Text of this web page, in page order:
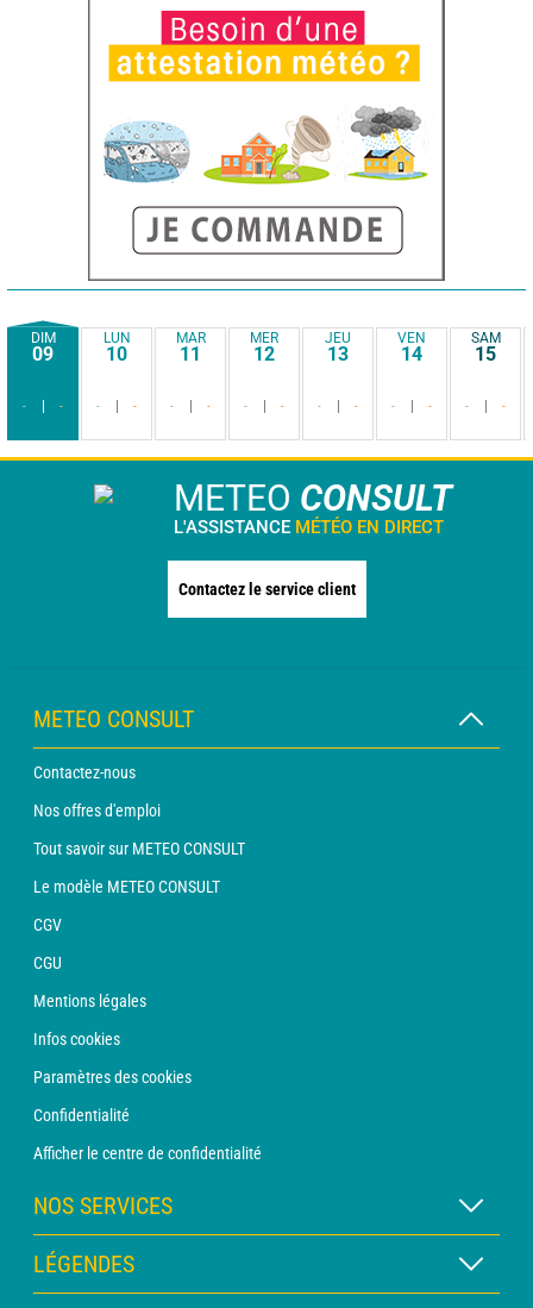
DIM
09
- -
LUN
10
- -
MAR
11
- -
MER
12
- -
JEU
13
- -
VEN
14
- -
SAM
15
- -
METEO CONSULT
L'ASSISTANCE MÉTÉO EN DIRECT
Contactez le service client
METEO CONSULT
Contactez-nous
Nos offres d'emploi
Tout savoir sur METEO CONSULT
Le modèle METEO CONSULT
CGV
CGU
Mentions légales
Infos cookies
Paramètres des cookies
Confidentialité
Afficher le centre de confidentialité
NOS SERVICES
Abonnement METEO Xpert
Abonnement METEO PRO
LÉGENDES